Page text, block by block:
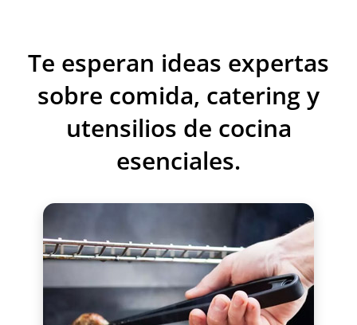
Te esperan ideas expertas
sobre comida, catering y
utensilios de cocina
esenciales.